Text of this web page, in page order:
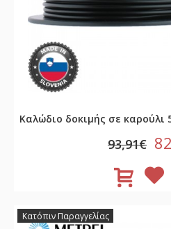
Καλώδιο δοκιμής σε καρούλι
93,91€
Κατόπιν Παραγγελίας